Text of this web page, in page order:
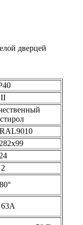
дверцей
II
24
2
63А